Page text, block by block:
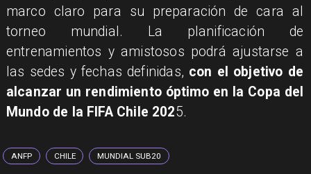
marco claro para su preparación de cara al
torneo mundial. La planificación de
entrenamientos y amistosos podrá ajustarse a
las sedes y fechas definidas, con el objetivo de
alcanzar un rendimiento óptimo en la Copa del
Mundo de la FIFA Chile 2025.
ANFP CHILE MUNDIAL SUB20